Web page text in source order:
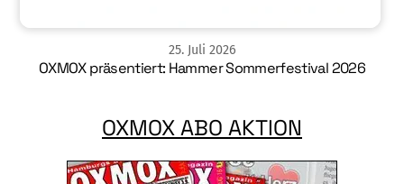
25. Juli 2026
OXMOX präsentiert: Hammer Sommerfestival 2026
OXMOX ABO AKTION